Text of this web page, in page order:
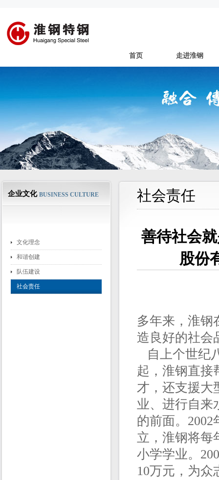
首页 走进淮钢
企业文化 BUSINESS CULTURE
文化理念
和谐创建
队伍建设
社会责任
社会责任
善待社会
股份
多年来，淮钢
造良好的社会
自上个世纪
起，淮钢直接
才，还支援大
业、进行自来
的前面。2002
立，淮钢将每
小学学业。
10万元，为众